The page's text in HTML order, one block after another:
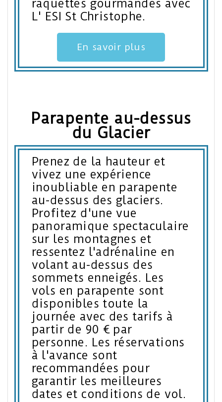
raquettes gourmandes avec
L' ESI St Christophe.
En savoir plus
Parapente au-dessus
du Glacier
Prenez de la hauteur et
vivez une expérience
inoubliable en parapente
au-dessus des glaciers.
Profitez d'une vue
panoramique spectaculaire
sur les montagnes et
ressentez l'adrénaline en
volant au-dessus des
sommets enneigés. Les
vols en parapente sont
disponibles toute la
journée avec des tarifs à
partir de 90 € par
personne. Les réservations
à l'avance sont
recommandées pour
garantir les meilleures
dates et conditions de vol.